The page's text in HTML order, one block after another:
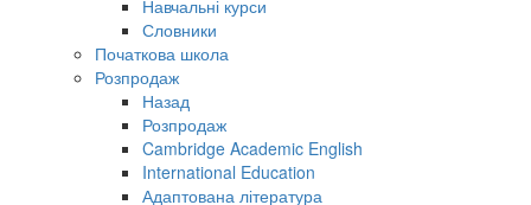
Навчальні курси
Словники
Початкова школа
Розпродаж
Назад
Розпродаж
Cambridge Academic English
International Education
Адаптована література